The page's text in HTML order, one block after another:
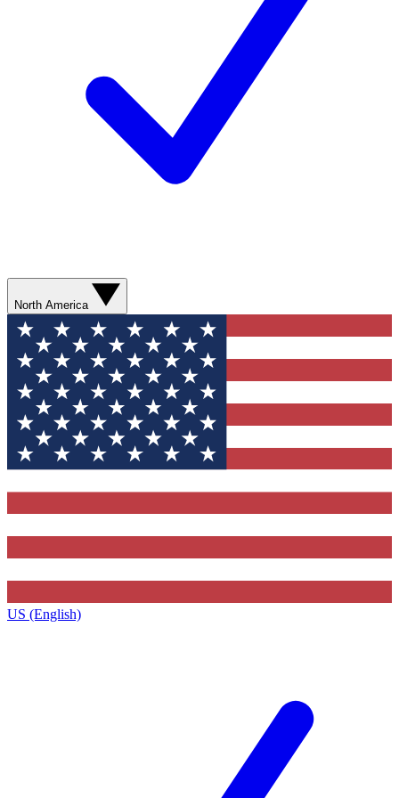
North America
US (English)